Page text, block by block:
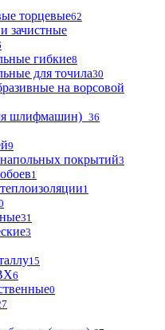
торцевые62
зачистные
гибкие8
для точила30
на ворсовой
шлифмашин) 36
9
покрытий3
1
1
31
3
15
6
0